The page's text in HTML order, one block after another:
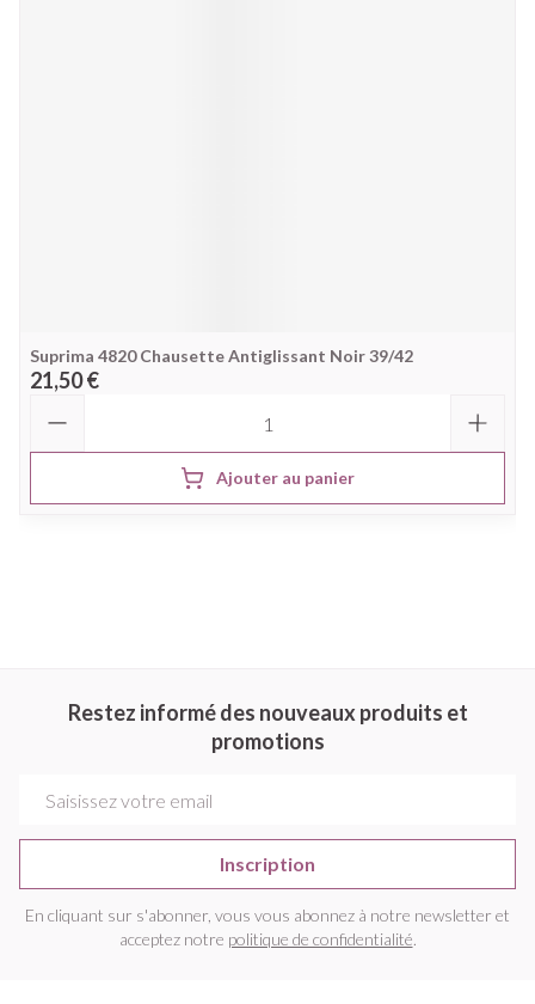
Suprima 4820 Chausette Antiglissant Noir 39/42
21,50 €
Ajouter au panier
Restez informé des nouveaux produits et
promotions
Inscription
En cliquant sur s'abonner, vous vous abonnez à notre newsletter et
acceptez notre politique de confidentialité.